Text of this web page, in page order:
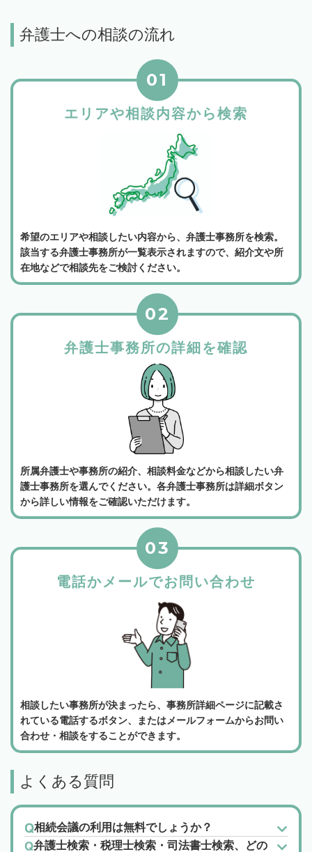
弁護士への相談の流れ
エリアや相談内容から検索
01
希望のエリアや相談したい内容から、弁護士事務所を検索。
該当する弁護士事務所が一覧表示されますので、紹介文や所
在地などで相談先をご検討ください。
弁護士事務所の詳細を確認
02
所属弁護士や事務所の紹介、相談料金などから相談したい弁
護士事務所を選んでください。各弁護士事務所は詳細ボタン
から詳しい情報をご確認いただけます。
電話かメールでお問い合わせ
03
相談したい事務所が決まったら、事務所詳細ページに記載さ
れている電話するボタン、またはメールフォームからお問い
合わせ・相談をすることができます。
よくある質問
相続会議の利用は無料でしょうか？
弁護士検索・税理士検索・司法書士検索、どの